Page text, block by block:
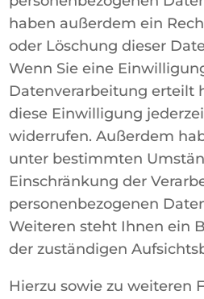
haben außerdem ein
oder Löschung dieser
Wenn Sie eine
Datenverarbeitung erteilt
diese Einwilligung
widerrufen. Außerdem
unter bestimmten
Einschränkung der
personenbezogenen
Weiteren steht Ihnen ein
der zuständigen
Hierzu sowie zu weiteren